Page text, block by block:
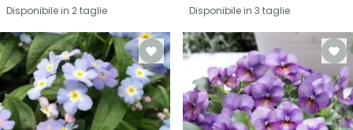
Disponibile in 2 taglie
Disponibile in 3 taglie